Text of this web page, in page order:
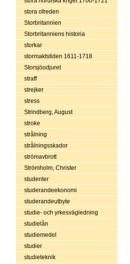
stora ofreden
Storbritannien
Storbritanniens historia
storkar
stormaktstiden 1611-1718
Storsjöodjuret
straff
strejker
stress
Strindberg, August
stroke
strålning
strålningsskador
strömavbrott
Strömholm, Christer
studenter
studerandeekonomi
studerandeutbyte
studie- och yrkesvägledning
studielån
studiemedel
studier
studieteknik